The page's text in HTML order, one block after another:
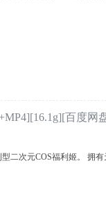
百度网
二次元COS福利姬。 拥有